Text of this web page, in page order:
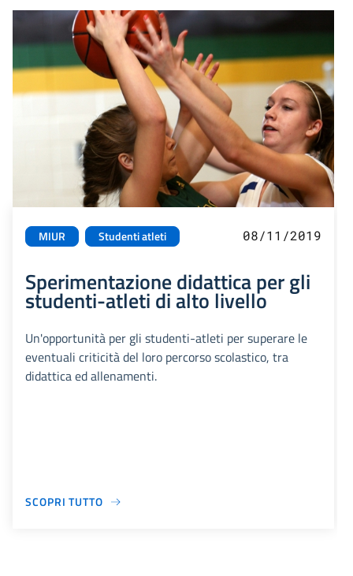
MIUR Studenti atleti 08/11/2019
Sperimentazione didattica per gli
studenti-atleti di alto livello
Un'opportunità per gli studenti-atleti per superare le
eventuali criticità del loro percorso scolastico, tra
didattica ed allenamenti.
SCOPRI TUTTO